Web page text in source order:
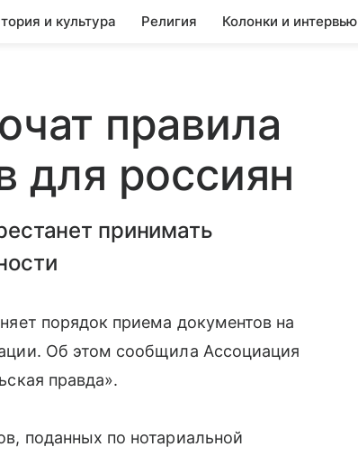
и культура Религия Колонки и интервью
правила
для россиян
принимать
порядок приема документов на
Об этом сообщила Ассоциация
правда».
поданных по нотариальной